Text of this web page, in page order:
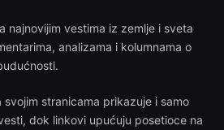
najnovijim vestima iz zemlje i sveta
analizama i kolumnama o
svojim stranicama prikazuje i samo
dok linkovi upućuju posetioce na